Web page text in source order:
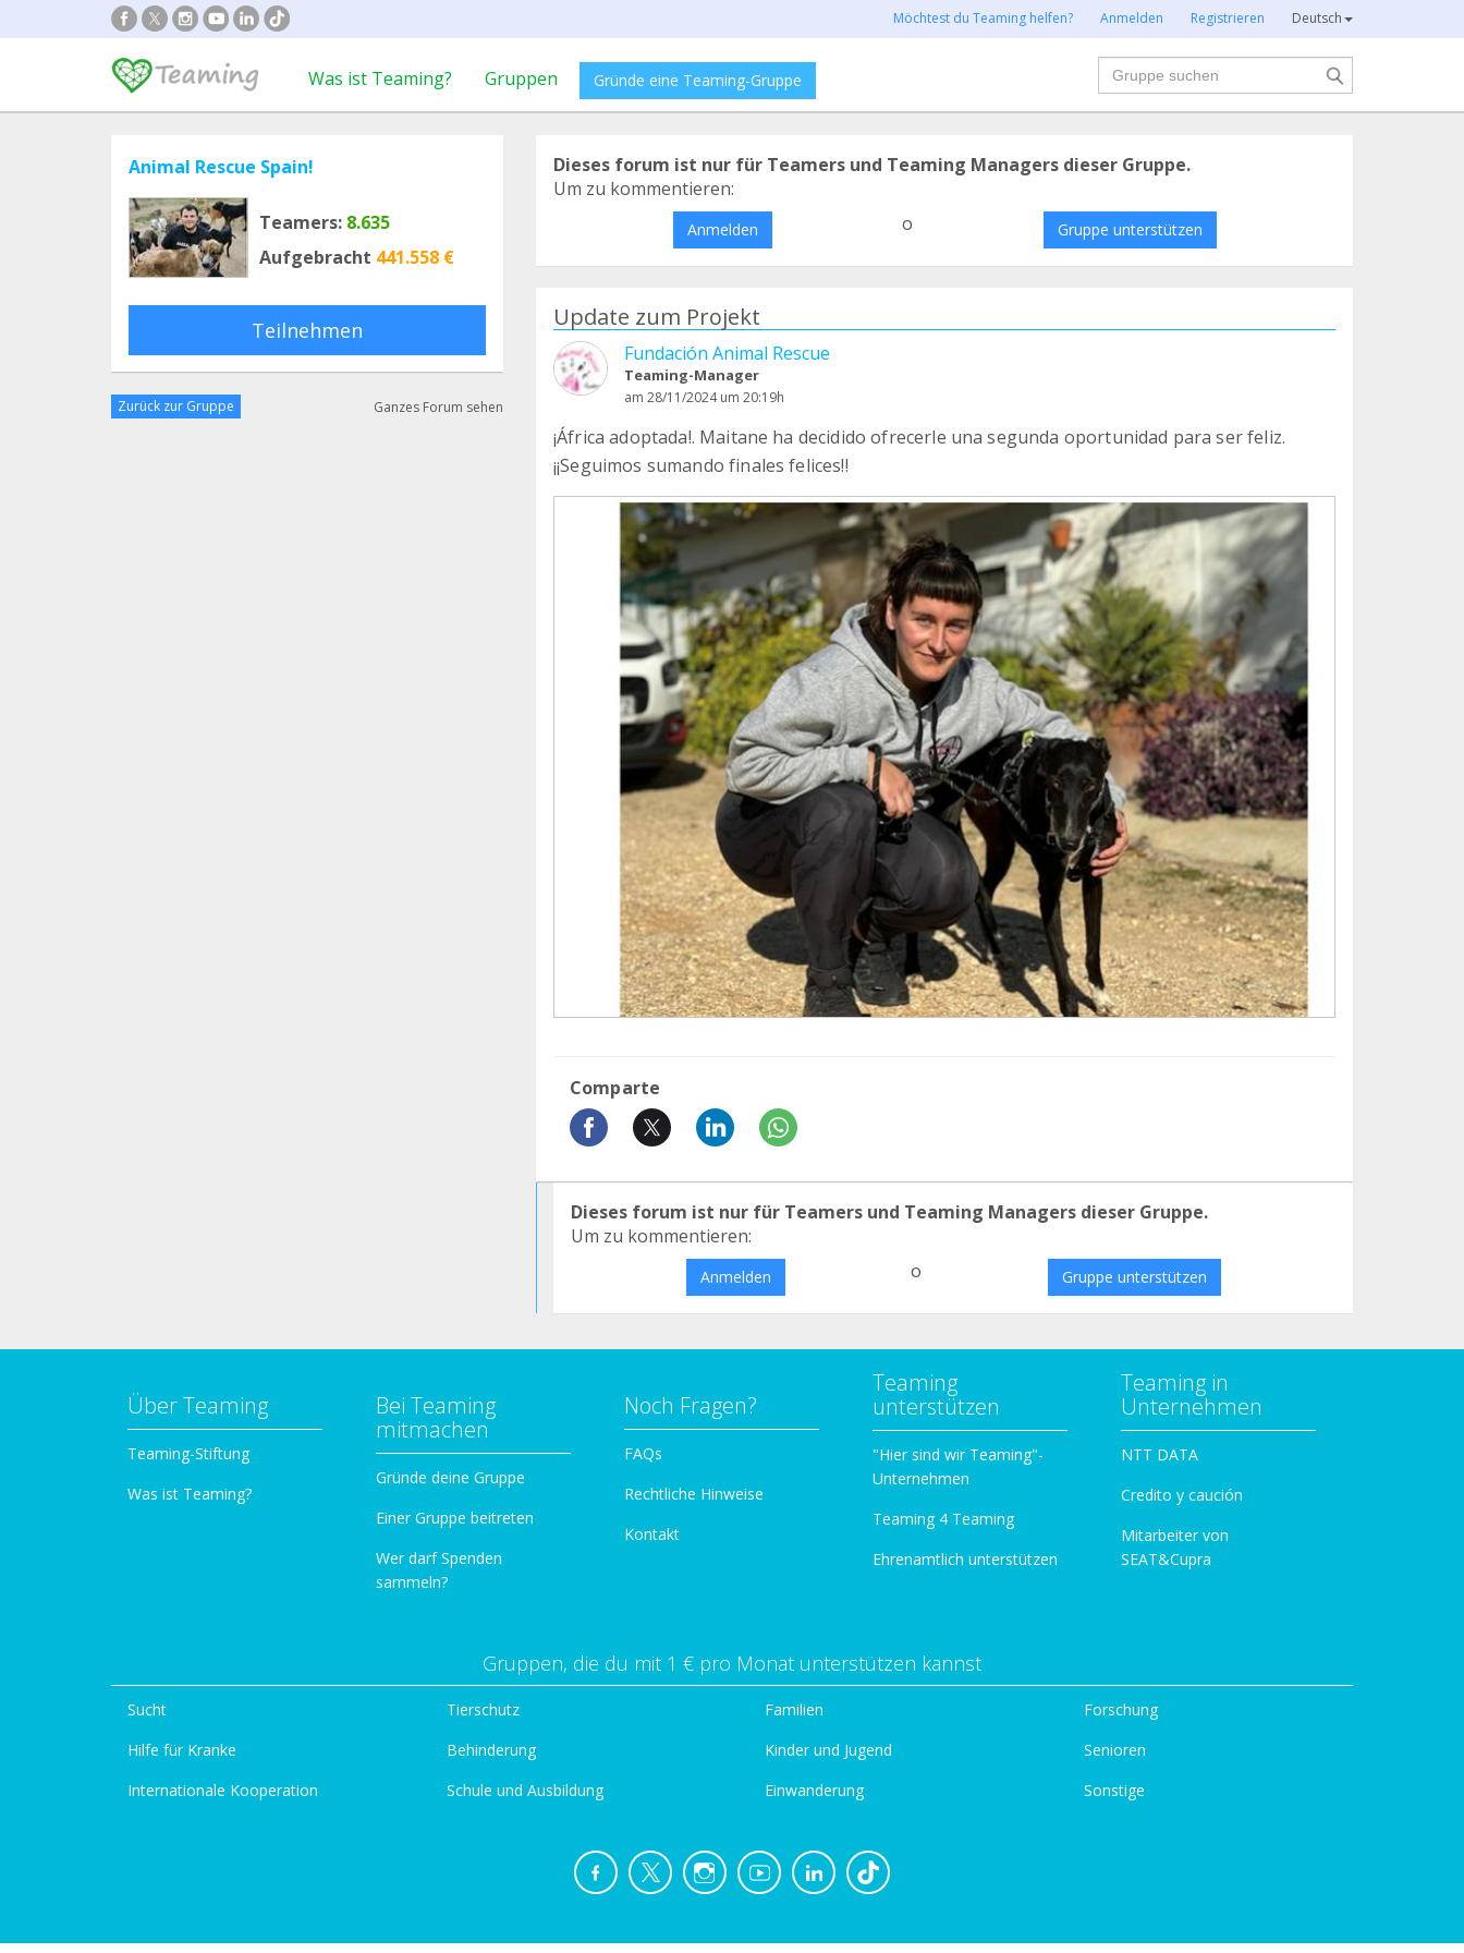
Möchtest du Teaming helfen? Anmelden Registrieren Deutsch
Was ist Teaming? Gruppen Gründe eine Teaming-Gruppe
Suche
Animal Rescue Spain!
Teamers: 8.635
Aufgebracht 441.558 €
Teilnehmen
Zurück zur Gruppe Ganzes Forum sehen
Dieses forum ist nur für Teamers und Teaming Managers dieser Gruppe.
Um zu kommentieren:
Anmelden o Gruppe unterstützen
Update zum Projekt
Fundación Animal Rescue
Teaming-Manager
am 28/11/2024 um 20:19h
¡África adoptada!. Maitane ha decidido ofrecerle una segunda oportunidad para ser feliz.
¡¡Seguimos sumando finales felices!!
Comparte
Dieses forum ist nur für Teamers und Teaming Managers dieser Gruppe.
Um zu kommentieren:
Anmelden o Gruppe unterstützen
Über Teaming
Teaming-Stiftung
Was ist Teaming?
Bei Teaming
mitmachen
Gründe deine Gruppe
Einer Gruppe beitreten
Wer darf Spenden
sammeln?
Noch Fragen?
FAQs
Rechtliche Hinweise
Kontakt
Teaming
unterstützen
"Hier sind wir Teaming"-
Unternehmen
Teaming 4 Teaming
Ehrenamtlich unterstützen
Teaming in
Unternehmen
NTT DATA
Credito y caución
Mitarbeiter von
SEAT&Cupra
Gruppen, die du mit 1 € pro Monat unterstützen kannst
Sucht
Hilfe für Kranke
Internationale Kooperation
Tierschutz
Behinderung
Schule und Ausbildung
Familien
Kinder und Jugend
Einwanderung
Forschung
Senioren
Sonstige